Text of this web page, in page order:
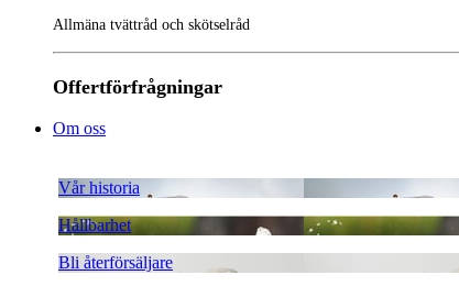
Allmäna tvättråd och skötselråd
Offertförfrågningar
Om oss
Vår historia
Hållbarhet
Bli återförsäljare